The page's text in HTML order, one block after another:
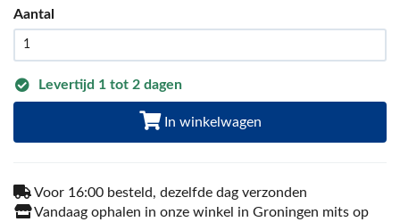
Aantal
Levertijd 1 tot 2 dagen
In winkelwagen
Voor 16:00 besteld, dezelfde dag verzonden
Vandaag ophalen in onze winkel in Groningen mits op